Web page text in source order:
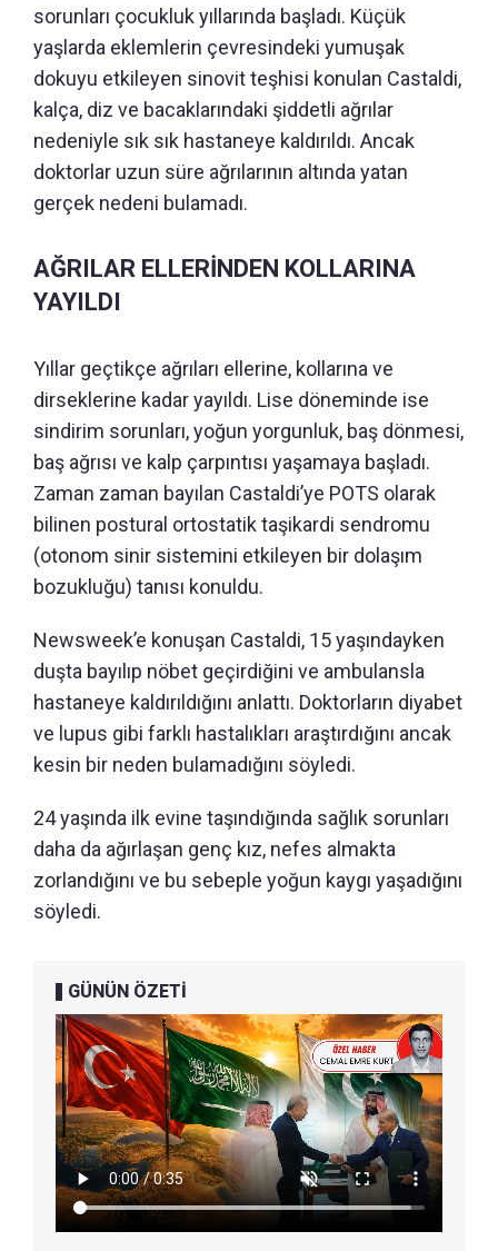
sorunları çocukluk yıllarında başladı. Küçük
yaşlarda eklemlerin çevresindeki yumuşak
dokuyu etkileyen sinovit teşhisi konulan Castaldi,
kalça, diz ve bacaklarındaki şiddetli ağrılar
nedeniyle sık sık hastaneye kaldırıldı. Ancak
doktorlar uzun süre ağrılarının altında yatan
gerçek nedeni bulamadı.
AĞRILAR ELLERİNDEN KOLLARINA
YAYILDI
Yıllar geçtikçe ağrıları ellerine, kollarına ve
dirseklerine kadar yayıldı. Lise döneminde ise
sindirim sorunları, yoğun yorgunluk, baş dönmesi,
baş ağrısı ve kalp çarpıntısı yaşamaya başladı.
Zaman zaman bayılan Castaldi’ye POTS olarak
bilinen postural ortostatik taşikardi sendromu
(otonom sinir sistemini etkileyen bir dolaşım
bozukluğu) tanısı konuldu.
Newsweek’e konuşan Castaldi, 15 yaşındayken
duşta bayılıp nöbet geçirdiğini ve ambulansla
hastaneye kaldırıldığını anlattı. Doktorların diyabet
ve lupus gibi farklı hastalıkları araştırdığını ancak
kesin bir neden bulamadığını söyledi.
24 yaşında ilk evine taşındığında sağlık sorunları
daha da ağırlaşan genç kız, nefes almakta
zorlandığını ve bu sebeple yoğun kaygı yaşadığını
söyledi.
GÜNÜN ÖZETİ